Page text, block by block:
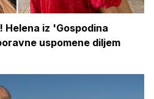
iz 'Gospodina
uspomene diljem